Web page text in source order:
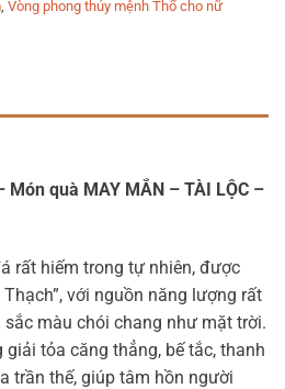
, Vòng phong thủy mệnh Thổ cho nữ
Món quà MAY MẮN – TÀI LỘC –
rất hiếm trong tự nhiên, được
với nguồn năng lượng rất
màu chói chang như mặt trời.
giải tỏa căng thẳng, bế tắc, thanh
trần thế, giúp tâm hồn người